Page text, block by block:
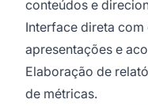
conteúdos e
Interface direta com
apresentações e
Elaboração de
de métricas.